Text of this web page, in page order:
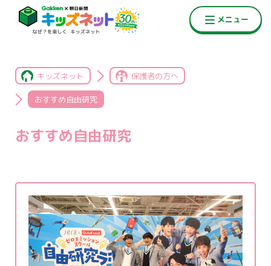
キッズネット 保護者の方へ
おすすめ自由研究
おすすめ自由研究